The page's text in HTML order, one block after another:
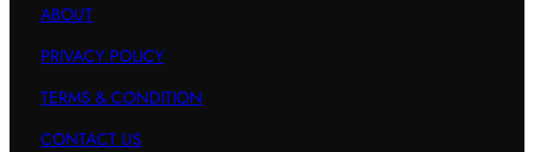
ABOUT
PRIVACY POLICY
TERMS & CONDITION
CONTACT US